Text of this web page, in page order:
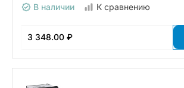
В наличии К сравнению
3 348.00 ₽